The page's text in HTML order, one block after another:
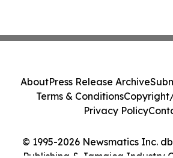
© 1995-2026 Newsmatics Inc.
AboutPress Release Archive
Terms & Conditions
Privacy Policy